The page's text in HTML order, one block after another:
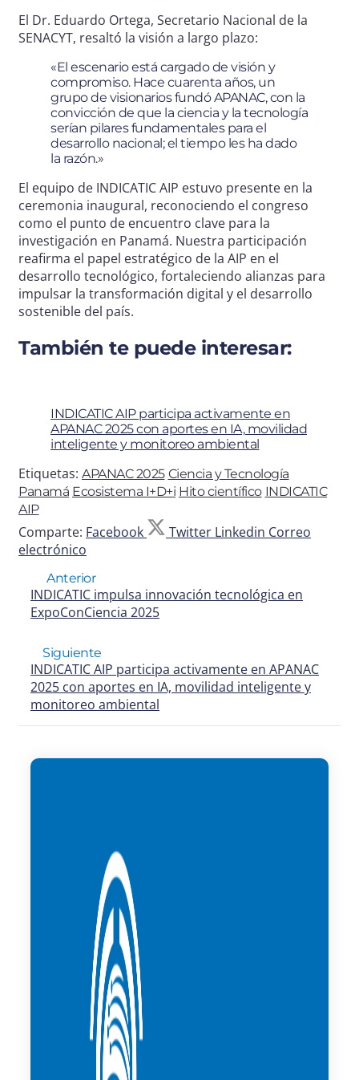
El Dr. Eduardo Ortega, Secretario Nacional de la
SENACYT, resaltó la visión a largo plazo:
«El escenario está cargado de visión y
compromiso. Hace cuarenta años, un
grupo de visionarios fundó APANAC, con la
convicción de que la ciencia y la tecnología
serían pilares fundamentales para el
desarrollo nacional; el tiempo les ha dado
la razón.»
El equipo de INDICATIC AIP estuvo presente en la
ceremonia inaugural, reconociendo el congreso
como el punto de encuentro clave para la
investigación en Panamá. Nuestra participación
reafirma el papel estratégico de la AIP en el
desarrollo tecnológico, fortaleciendo alianzas para
impulsar la transformación digital y el desarrollo
sostenible del país.
También te puede interesar:
INDICATIC AIP participa activamente en
APANAC 2025 con aportes en IA, movilidad
inteligente y monitoreo ambiental
Etiquetas: APANAC 2025 Ciencia y Tecnología
Panamá Ecosistema I+D+i Hito científico INDICATIC
AIP
Comparte: Facebook Twitter Linkedin Correo
electrónico
Anterior
INDICATIC impulsa innovación tecnológica en
ExpoConCiencia 2025
Siguiente
INDICATIC AIP participa activamente en APANAC
2025 con aportes en IA, movilidad inteligente y
monitoreo ambiental